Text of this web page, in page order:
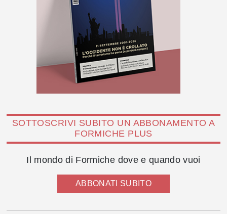
SOTTOSCRIVI SUBITO UN ABBONAMENTO A
FORMICHE PLUS
Il mondo di Formiche dove e quando vuoi
ABBONATI SUBITO